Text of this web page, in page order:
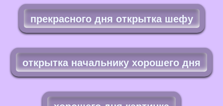
прекрасного дня открытка шефу
открытка начальнику хорошего дня